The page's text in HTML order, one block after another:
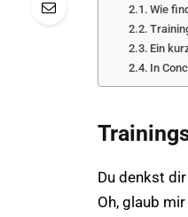
Wie
Ein
In
Du denkst
Oh, glaub